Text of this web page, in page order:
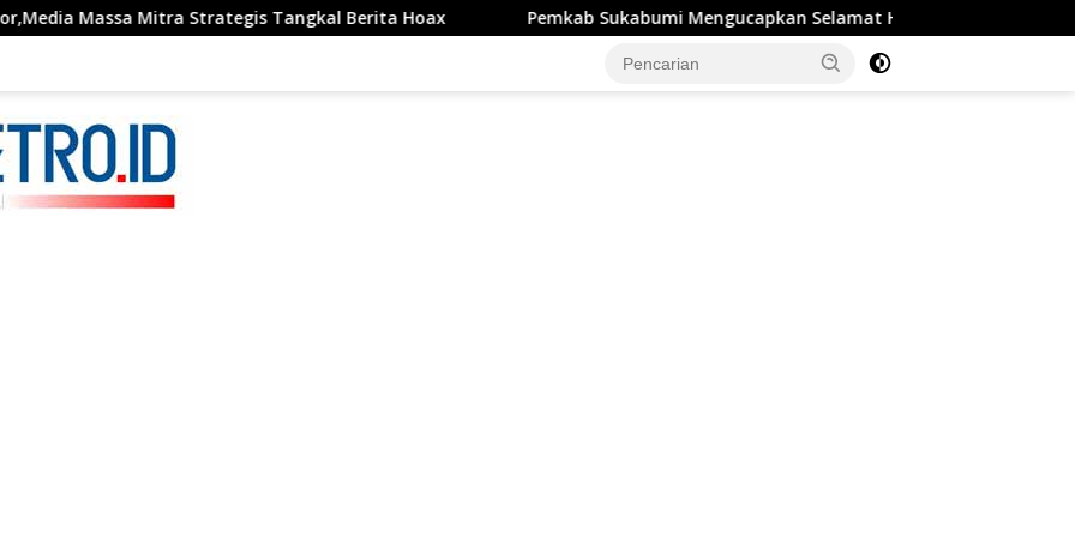
Mitra Strategis Tangkal Berita Hoax Pemkab Sukabumi Mengucapkan Selamat Hari Hutan Indonesia 07 Agustus